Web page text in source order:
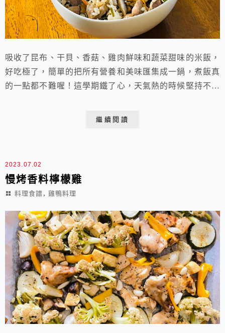
吸收了昆布、干貝、香菇、雞肉鮮味和蔬菜甜味的米飯，
好吃極了，簡單的把所有營養和美味匯集成一鍋，煮飯真
的一點都不難喔！這學期鐵了心，天氣熱的時候堅持不讓
繼續閱讀
2023.07.02
慢烤香料檸檬雞
料理食譜 , 雞鴨料理